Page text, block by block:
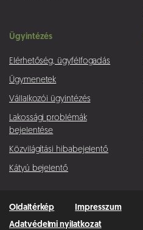
Ügyintézés
Elérhetőség, ügyfélfogadás
Ügymenetek
Vállalkozói ügyintézés
Lakossági problémák
bejelentése
Közvilágítási hibabejelentő
Kátyú bejelentő
Oldaltérkép
Impresszum
Adatvédelmi nyilatkozat